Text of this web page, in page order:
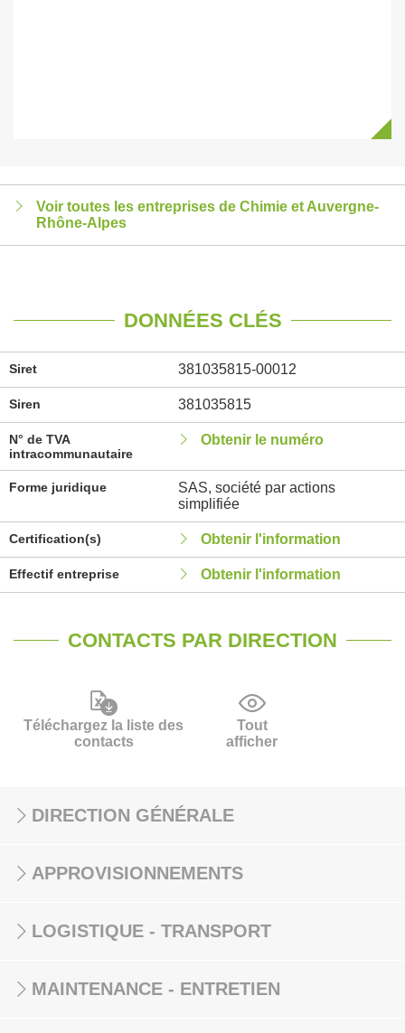
Voir toutes les entreprises de Chimie et Auvergne-
Rhône-Alpes
DONNÉES CLÉS
Siret 381035815-00012
Siren 381035815
N° de TVA
intracommunautaire
Obtenir le numéro
Forme juridique
SAS, société par actions
simplifiée
Certification(s) Obtenir l'information
Effectif entreprise Obtenir l'information
CONTACTS PAR DIRECTION
Téléchargez la liste des
contacts
Tout
afficher
DIRECTION GÉNÉRALE
APPROVISIONNEMENTS
LOGISTIQUE - TRANSPORT
MAINTENANCE - ENTRETIEN